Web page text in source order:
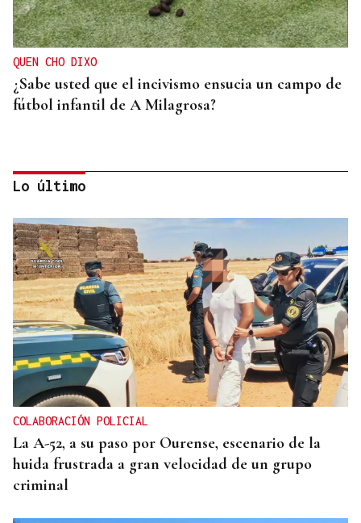
QUEN CHO DIXO
¿Sabe usted que el incivismo ensucia un campo de
fútbol infantil de A Milagrosa?
QUEN CHO DIXO
¿Sabe usted que el sushi gratis desata las colas en
Ourense?
Lo último
COLABORACIÓN POLICIAL
La A-52, a su paso por Ourense, escenario de la
huida frustrada a gran velocidad de un grupo
criminal